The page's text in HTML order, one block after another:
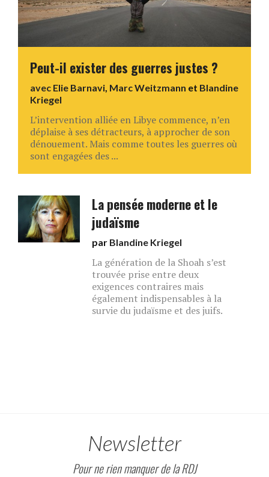
Peut-il exister des guerres justes ?
avec Elie Barnavi, Marc Weitzmann et Blandine
Kriegel
L’intervention alliée en Libye commence, n’en
déplaise à ses détracteurs, à approcher de son
dénouement. Mais comme toutes les guerres où
sont engagées des ...
La pensée moderne et le
judaïsme
par Blandine Kriegel
La génération de la Shoah s’est
trouvée prise entre deux
exigences contraires mais
également indispensables à la
survie du judaïsme et des juifs.
Newsletter
Pour ne rien manquer de la RDJ